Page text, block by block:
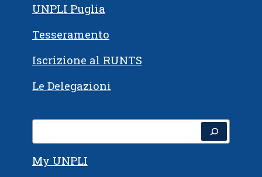
UNPLI Puglia
Tesseramento
Iscrizione al RUNTS
Le Delegazioni
My UNPLI